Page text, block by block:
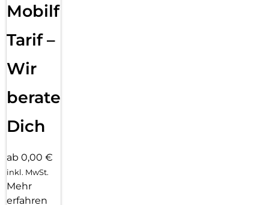
Mobilfunk
Tarif –
Wir
beraten
Dich
ab 0,00 €
inkl. MwSt.
Mehr
erfahren